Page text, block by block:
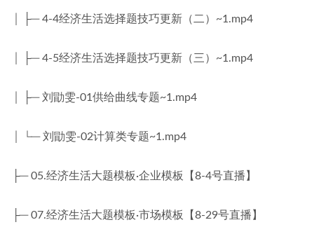
│ ├─ 4-4经济生活选择题技巧更新（二）~1.mp4
│ ├─ 4-5经济生活选择题技巧更新（三）~1.mp4
│ ├─ 刘勖雯-01供给曲线专题~1.mp4
│ └─ 刘勖雯-02计算类专题~1.mp4
├─ 05.经济生活大题模板·企业模板【8-4号直播】
├─ 07.经济生活大题模板·市场模板【8-29号直播】